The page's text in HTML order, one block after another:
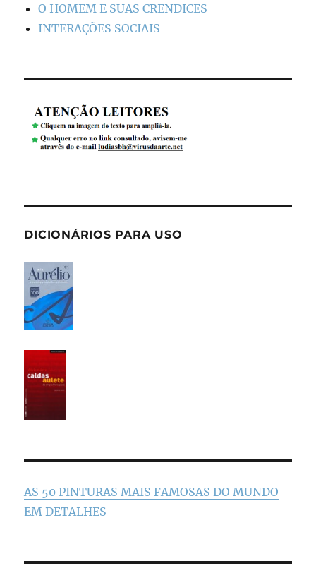
O HOMEM E SUAS CRENDICES
INTERAÇÕES SOCIAIS
DICIONÁRIOS PARA USO
AS 50 PINTURAS MAIS FAMOSAS DO MUNDO
EM DETALHES